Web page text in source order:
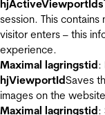
hjActiveViewportIds
session. This
visitor enters – this
experience.
Maximal lagringstid:
hjViewportIdSaves
images on the
Maximal lagringstid: